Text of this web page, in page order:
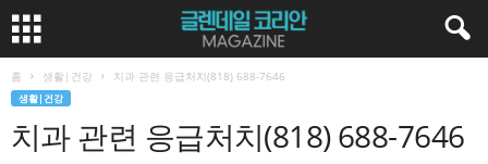
홈 생활|건강 치과 관련 응급처치(818) 688-7646
생활|건강
치과 관련 응급처치(818) 688-7646